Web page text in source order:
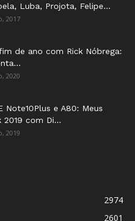
Luba, Projota, Felipe...
2017
de ano com Rick Nóbrega:
2020
Note10Plus e A80: Meus
2019 com Di...
2019
2974
2601